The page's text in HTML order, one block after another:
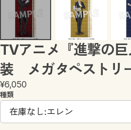
TVアニメ『進撃の
装 メガタペストリ
¥6,050
種類